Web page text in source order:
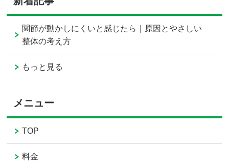
関節が動かしにくいと感じたら｜原因とやさしい
整体の考え方
もっと見る
メニュー
TOP
料金